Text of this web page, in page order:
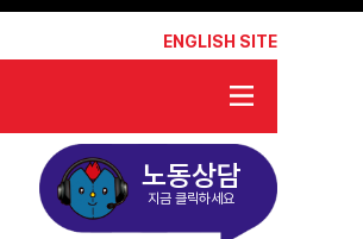
ENGLISH SITE
노동상담
지금 클릭하세요